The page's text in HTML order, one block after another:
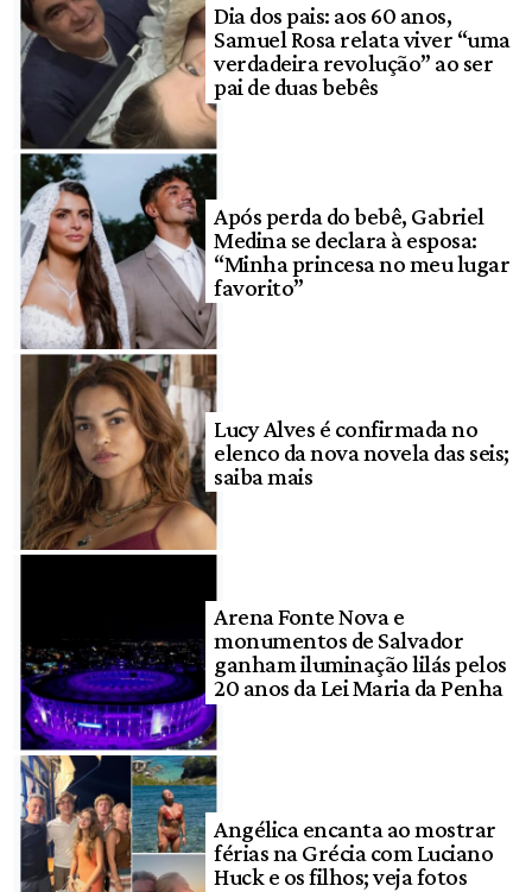
Dia dos pais: aos 60 anos,
Samuel Rosa relata viver “uma
verdadeira revolução” ao ser
pai de duas bebês
Após perda do bebê, Gabriel
Medina se declara à esposa:
“Minha princesa no meu lugar
favorito”
Lucy Alves é confirmada no
elenco da nova novela das seis;
saiba mais
Arena Fonte Nova e
monumentos de Salvador
ganham iluminação lilás pelos
20 anos da Lei Maria da Penha
Angélica encanta ao mostrar
férias na Grécia com Luciano
Huck e os filhos; veja fotos